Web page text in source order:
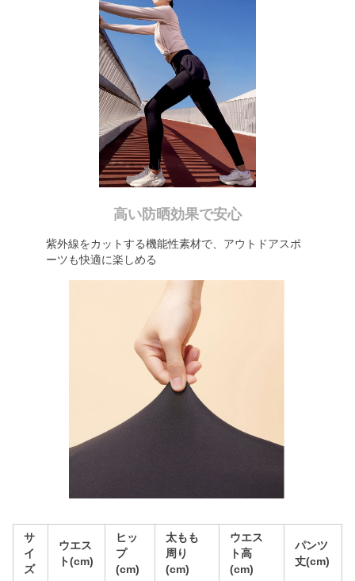
高い防晒効果で安心
紫外線をカットする機能性素材で、アウトドアスポ
ーツも快適に楽しめる
サ
イ
ズ
ウエス
ト(cm)
ヒッ
プ
(cm)
太もも
周り
(cm)
ウエス
ト高
(cm)
パンツ
丈(cm)